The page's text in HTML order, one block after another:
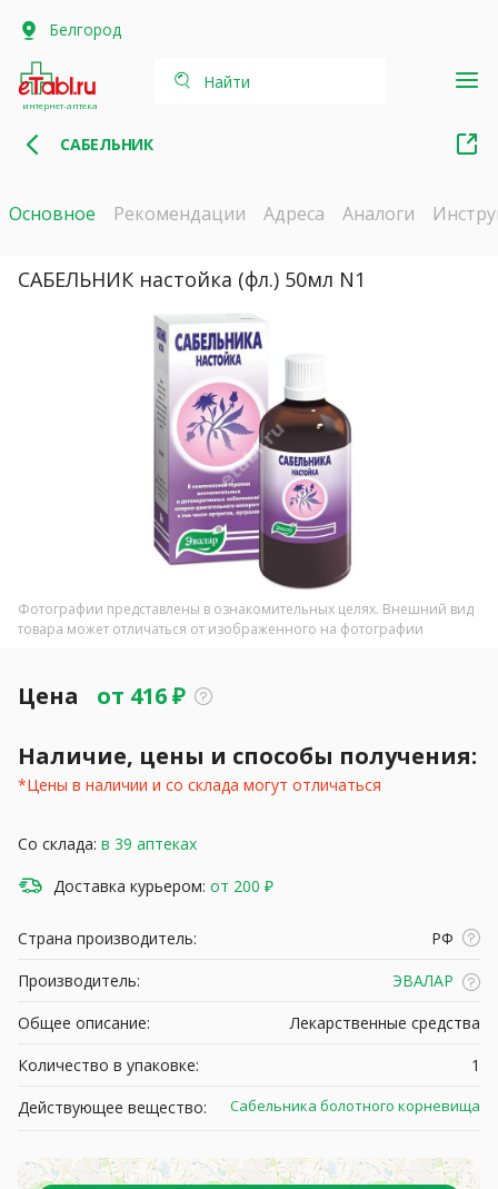
Белгород
интернет-аптека
Найти
САБЕЛЬНИК
Основное Рекомендации Адреса Аналоги
САБЕЛЬНИК настойка (фл.) 50мл N1
Фотографии представлены в ознакомительных целях. Внешний вид
товара может отличаться от изображенного на фотографии
Цена от 416₽
Наличие, цены и способы получения:
*Цены в наличии и со склада могут отличаться
Со склада: в 39 аптеках
Доставка курьером: от 200 ₽
Страна производитель:
РФ
Производитель:
ЭВАЛАР
Общее описание:
Лекарственные средства
Количество в упаковке:
1
Действующее вещество:
Сабельника болотного корневища